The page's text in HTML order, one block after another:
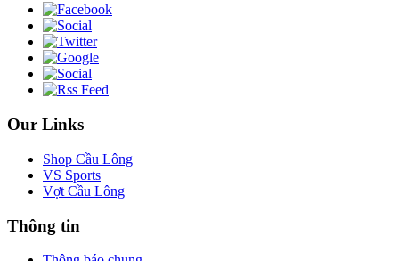
Our Links
Shop Cầu Lông
VS Sports
Vợt Cầu Lông
Thông tin